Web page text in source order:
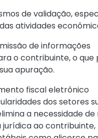
de validação,
atividades
de informações
o contribuinte, o que
apuração.
fiscal eletrônico
dos setores
a necessidade de
ao